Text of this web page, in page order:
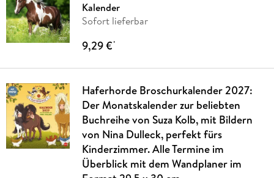
Kalender
Sofort lieferbar
9,29 €*
Haferhorde Broschurkalender 2027:
Der Monatskalender zur beliebten
Buchreihe von Suza Kolb, mit Bildern
von Nina Dulleck, perfekt fürs
Kinderzimmer. Alle Termine im
Überblick mit dem Wandplaner im